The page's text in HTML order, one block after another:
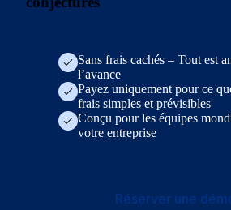
Sans frais cachés – Tout est
l’avance
Payez uniquement pour ce
frais simples et prévisibles
Conçu pour les équipes
votre entreprise
Réserver une